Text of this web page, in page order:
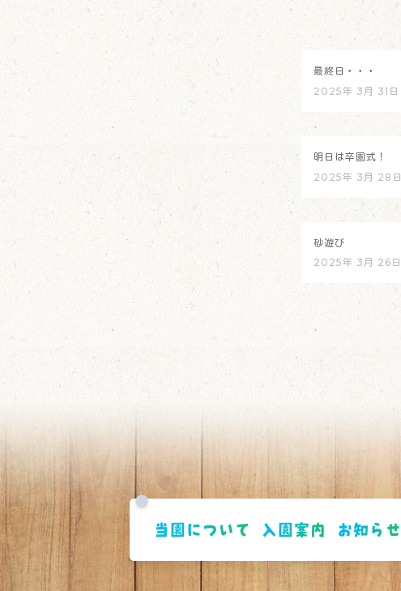
最終日・・・
2025年 3月 31日
明日は卒園式！
2025年 3月 28日
砂遊び
2025年 3月 26日
当園について 入園案内 お知らせ